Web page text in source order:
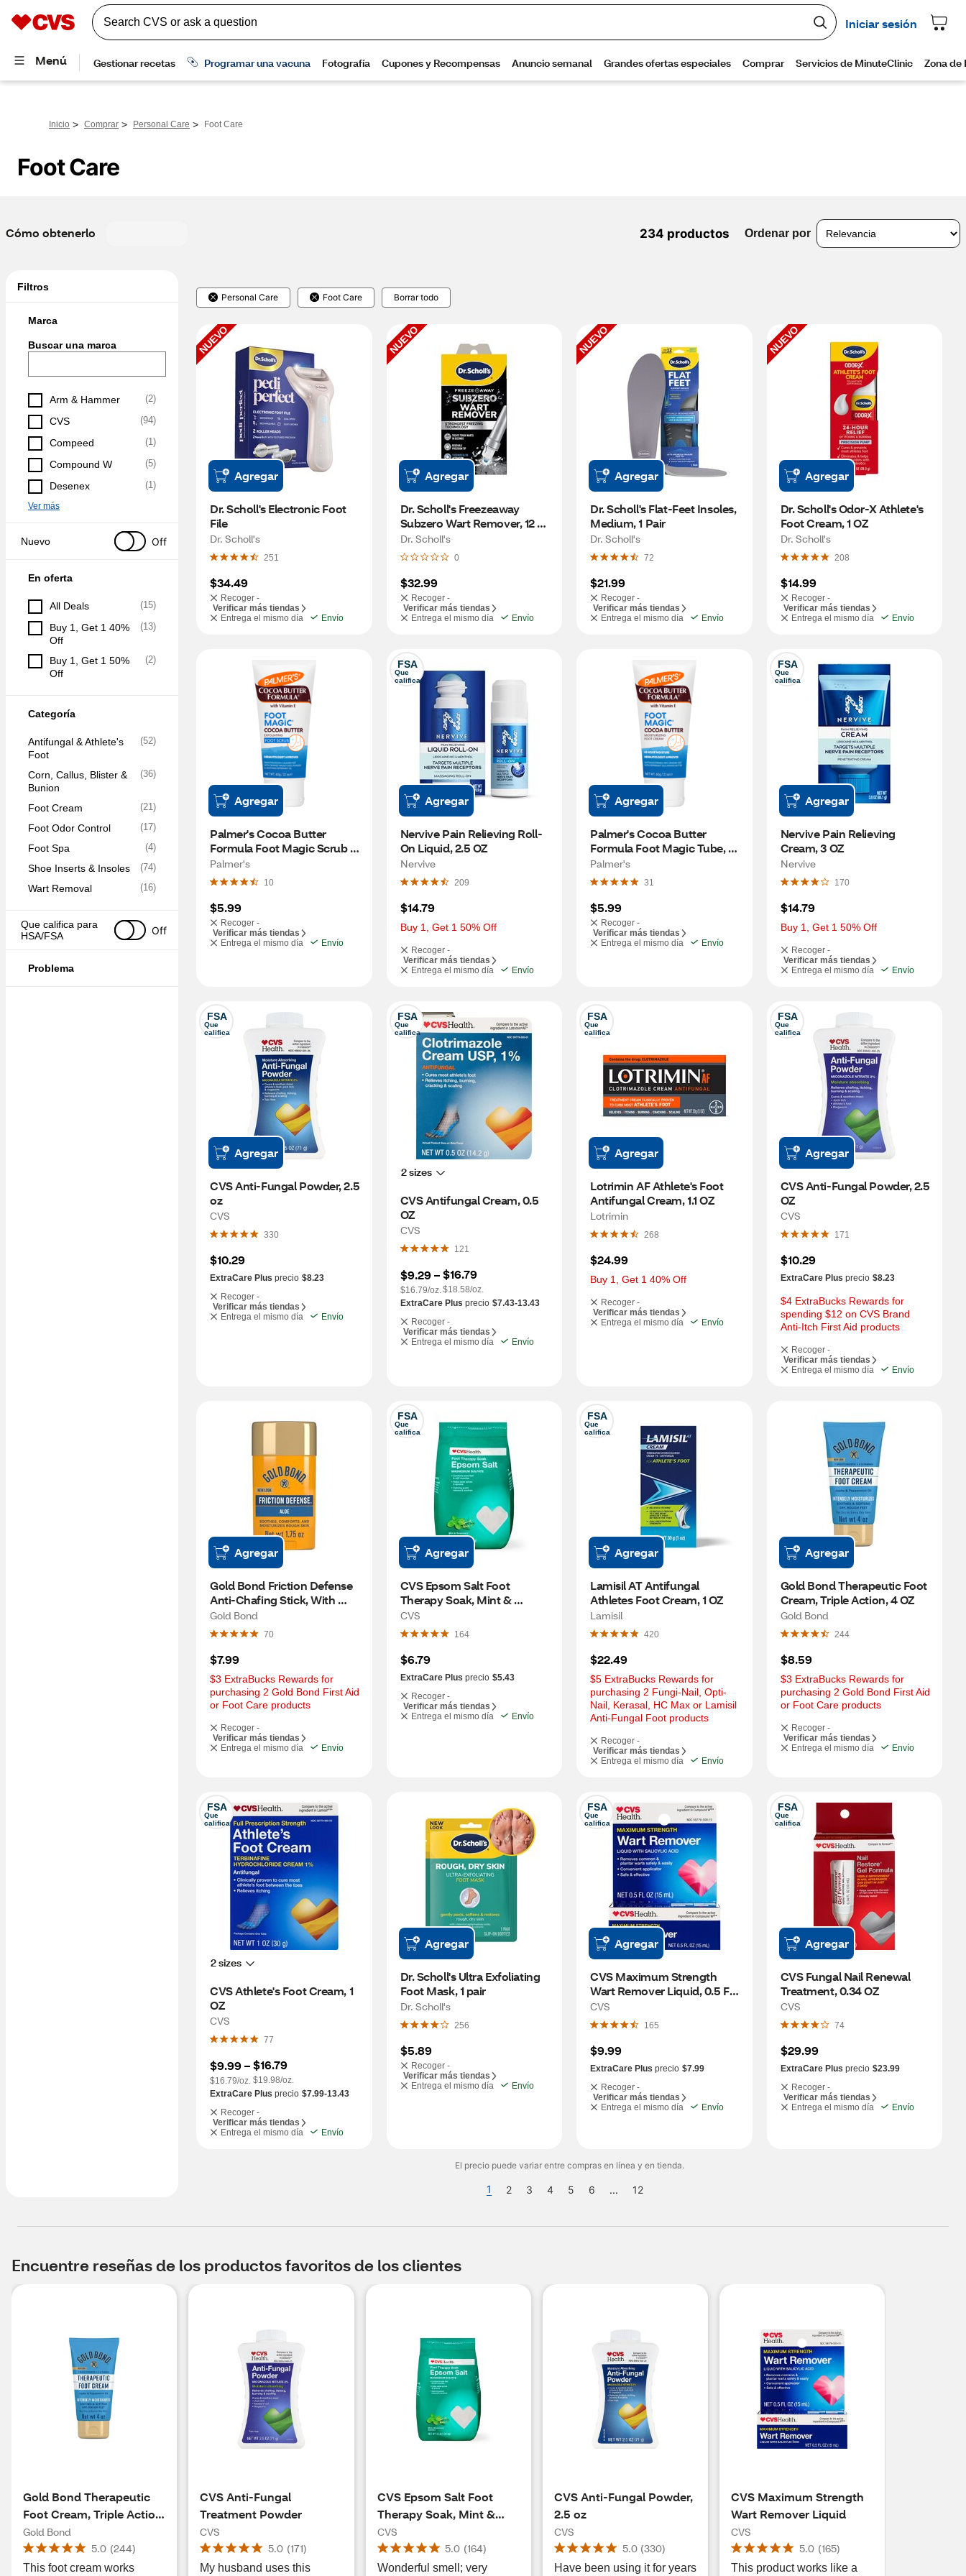
Inicio > Comprar > Personal Care > Foot Care
Foot Care
Cómo obtenerlo 234 productos Ordenar por
Filtros
Marca
Buscar una marca
Arm & Hammer (2)
CVS (94)
Compeed (1)
Compound W (5)
Desenex (1)
Ver más
Nuevo Off
En oferta
All Deals (15)
Buy 1, Get 1 40%
Off
(13)
Buy 1, Get 1 50%
Off
(2)
Categoría
Antifungal & Athlete's
Foot
(52)
Corn, Callus, Blister &
Bunion
(36)
Foot Cream (21)
Foot Odor Control (17)
Foot Spa (4)
Shoe Inserts & Insoles (74)
Wart Removal (16)
Que califica para
HSA/FSA
Off
Problema
Personal Care Foot Care Borrar todo
NUEVO
Agregar
Dr. Scholl's Electronic Foot
File
Dr. Scholl's
251
$34.49
Recoger -
Verificar más tiendas
Entrega el mismo día
Envío
NUEVO
Agregar
Dr. Scholl's Freezeaway
Subzero Wart Remover, 12
CT
Dr. Scholl's
0
$32.99
Recoger -
Verificar más tiendas
Entrega el mismo día
Envío
NUEVO
Agregar
Dr. Scholl's Flat-Feet Insoles,
Medium, 1 Pair
Dr. Scholl's
72
$21.99
Recoger -
Verificar más tiendas
Entrega el mismo día
Envío
NUEVO
Agregar
Dr. Scholl's Odor-X Athlete's
Foot Cream, 1 OZ
Dr. Scholl's
208
$14.99
Recoger -
Verificar más tiendas
Entrega el mismo día
Envío
Agregar
Palmer's Cocoa Butter
Formula Foot Magic Scrub
Tube, 2.1 OZ
Palmer's
10
$5.99
Recoger -
Verificar más tiendas
Entrega el mismo día
Envío
FSA
Que
califica
Agregar
Nervive Pain Relieving Roll-
On Liquid, 2.5 OZ
Nervive
209
$14.79
Buy 1, Get 1 50% Off
Recoger -
Verificar más tiendas
Entrega el mismo día
Envío
Agregar
Palmer's Cocoa Butter
Formula Foot Magic Tube, 2.1
OZ
Palmer's
31
$5.99
Recoger -
Verificar más tiendas
Entrega el mismo día
Envío
FSA
Que
califica
Agregar
Nervive Pain Relieving
Cream, 3 OZ
Nervive
170
$14.79
Buy 1, Get 1 50% Off
Recoger -
Verificar más tiendas
Entrega el mismo día
Envío
FSA
Que
califica
Agregar
CVS Anti-Fungal Powder, 2.5
oz
CVS
330
$10.29
ExtraCare Plus precio $8.23
Recoger -
Verificar más tiendas
Entrega el mismo día
Envío
FSA
Que
califica
2 sizes
CVS Antifungal Cream, 0.5
OZ
CVS
121
$9.29 –
$16.79/oz.
$16.79
$18.58/oz.
ExtraCare Plus precio $7.43-13.43
Recoger -
Verificar más tiendas
Entrega el mismo día
Envío
FSA
Que
califica
Agregar
Lotrimin AF Athlete's Foot
Antifungal Cream, 1.1 OZ
Lotrimin
268
$24.99
Buy 1, Get 1 40% Off
Recoger -
Verificar más tiendas
Entrega el mismo día
Envío
FSA
Que
califica
Agregar
CVS Anti-Fungal Powder, 2.5
OZ
CVS
171
$10.29
ExtraCare Plus precio $8.23
$4 ExtraBucks Rewards for
spending $12 on CVS Brand
Anti-Itch First Aid products
Recoger -
Verificar más tiendas
Entrega el mismo día
Envío
Agregar
Gold Bond Friction Defense
Anti-Chafing Stick, With
Aloe, Unscented, 1.75 OZ
Gold Bond
70
$7.99
$3 ExtraBucks Rewards for
purchasing 2 Gold Bond First Aid
or Foot Care products
Recoger -
Verificar más tiendas
Entrega el mismo día
Envío
FSA
Que
califica
Agregar
CVS Epsom Salt Foot
Therapy Soak, Mint &
Rosemary, 48 OZ
CVS
164
$6.79
ExtraCare Plus precio $5.43
Recoger -
Verificar más tiendas
Entrega el mismo día
Envío
FSA
Que
califica
Agregar
Lamisil AT Antifungal
Athletes Foot Cream, 1 OZ
Lamisil
420
$22.49
$5 ExtraBucks Rewards for
purchasing 2 Fungi-Nail, Opti-
Nail, Kerasal, HC Max or Lamisil
Anti-Fungal Foot products
Recoger -
Verificar más tiendas
Entrega el mismo día
Envío
Agregar
Gold Bond Therapeutic Foot
Cream, Triple Action, 4 OZ
Gold Bond
244
$8.59
$3 ExtraBucks Rewards for
purchasing 2 Gold Bond First Aid
or Foot Care products
Recoger -
Verificar más tiendas
Entrega el mismo día
Envío
FSA
Que
califica
2 sizes
CVS Athlete's Foot Cream, 1
OZ
CVS
77
$9.99 –
$16.79/oz.
$16.79
$19.98/oz.
ExtraCare Plus precio $7.99-13.43
Recoger -
Verificar más tiendas
Entrega el mismo día
Envío
Agregar
Dr. Scholl's Ultra Exfoliating
Foot Mask, 1 pair
Dr. Scholl's
256
$5.89
Recoger -
Verificar más tiendas
Entrega el mismo día
Envío
FSA
Que
califica
Agregar
CVS Maximum Strength
Wart Remover Liquid, 0.5 FL
OZ
CVS
165
$9.99
ExtraCare Plus precio $7.99
Recoger -
Verificar más tiendas
Entrega el mismo día
Envío
FSA
Que
califica
Agregar
CVS Fungal Nail Renewal
Treatment, 0.34 OZ
CVS
74
$29.99
ExtraCare Plus precio $23.99
Recoger -
Verificar más tiendas
Entrega el mismo día
Envío
El precio puede variar entre compras en línea y en tienda.
1 2 3 4 5 6 ... 12
Encuentre reseñas de los productos favoritos de los clientes
Gold Bond Therapeutic
Foot Cream, Triple Action,
4 OZ
Gold Bond
5.0 (244)
This foot cream works
CVS Anti-Fungal
Treatment Powder
CVS
5.0 (171)
My husband uses this
CVS Epsom Salt Foot
Therapy Soak, Mint &
Rosemary, 48 OZ
CVS
5.0 (164)
Wonderful smell; very
CVS Anti-Fungal Powder,
2.5 oz
CVS
5.0 (330)
Have been using it for years
CVS Maximum Strength
Wart Remover Liquid
CVS
5.0 (165)
This product works like a